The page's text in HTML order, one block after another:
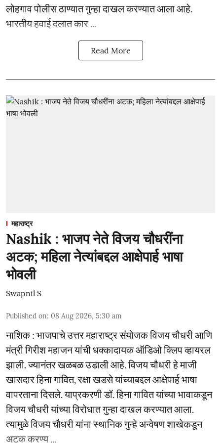
लोहगाव पोलीस ठाण्यात गुन्हा दाखल करण्यात आला आहे.
भारतीय हवाई दलात कार ...
Read More
महाराष्ट्र
Nashik : भाजप नेते विजय चौधरींना
अटक; महिला नेत्यांबद्दल आक्षेपार्ह भाषा
भोवली
Swapnil S
Published on: 08 Aug 2026, 5:30 am
नाशिक : भाजपाचे उत्तर महाराष्ट्र संयोजक विजय चौधरी आणि
मंत्री गिरीश महाजन यांची धक्कादायक ऑडिओ क्लिप व्हायरल
झाली. ज्यानंतर खळबळ उडाली आहे. विजय चौधरी हे माजी
खासदार हिना गावित, रक्षा खडसे यांच्याबद्दल आक्षेपार्ह भाषा
वापरताना दिसले. याप्रकरणी डॉ. हिना गावित यांच्या भावाकडून
विजय चौधरी यांच्या विरोधात गुन्हा दाखल करण्यात आला.
त्यामुळे विजय चौधरी यांना स्थानिक गुन्हे अन्वेषण शाखेकडून
अटक करण्य ...